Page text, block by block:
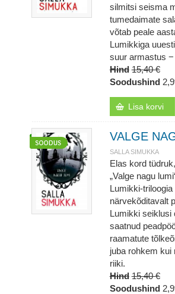
silmitsi seisma
tumedaimate
võtab peale
Lumikkiga
suur armastus −
Hind 15,40 €
Soodushind
Lisa korvi
VALGE
SALLA SIMUKKA
Elas kord
„Valge nagu
Lumikki-triloogia
närvekõditavalt
Lumikki seiklusi
saatnud
raamatute
juba rohkem kui
riiki.
Hind 15,40 €
Soodushind